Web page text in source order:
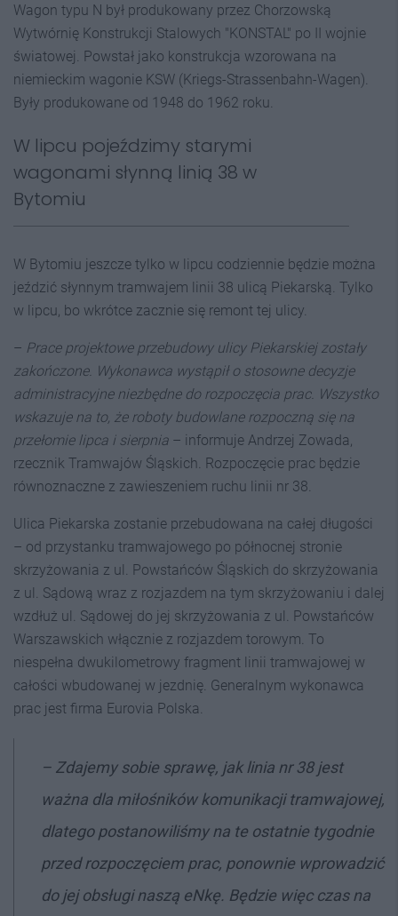
Wagon typu N był produkowany przez Chorzowską
Wytwórnię Konstrukcji Stalowych "KONSTAL" po II wojnie
światowej. Powstał jako konstrukcja wzorowana na
niemieckim wagonie KSW (Kriegs-Strassenbahn-Wagen).
Były produkowane od 1948 do 1962 roku.
W lipcu pojeździmy starymi
wagonami słynną linią 38 w
Bytomiu
W Bytomiu jeszcze tylko w lipcu codziennie będzie można
jeździć słynnym tramwajem linii 38 ulicą Piekarską. Tylko
w lipcu, bo wkrótce zacznie się remont tej ulicy.
– Prace projektowe przebudowy ulicy Piekarskiej zostały
zakończone. Wykonawca wystąpił o stosowne decyzje
administracyjne niezbędne do rozpoczęcia prac. Wszystko
wskazuje na to, że roboty budowlane rozpoczną się na
przełomie lipca i sierpnia – informuje Andrzej Zowada,
rzecznik Tramwajów Śląskich. Rozpoczęcie prac będzie
równoznaczne z zawieszeniem ruchu linii nr 38.
Ulica Piekarska zostanie przebudowana na całej długości
– od przystanku tramwajowego po północnej stronie
skrzyżowania z ul. Powstańców Śląskich do skrzyżowania
z ul. Sądową wraz z rozjazdem na tym skrzyżowaniu i dalej
wzdłuż ul. Sądowej do jej skrzyżowania z ul. Powstańców
Warszawskich włącznie z rozjazdem torowym. To
niespełna dwukilometrowy fragment linii tramwajowej w
całości wbudowanej w jezdnię. Generalnym wykonawca
prac jest firma Eurovia Polska.
– Zdajemy sobie sprawę, jak linia nr 38 jest
ważna dla miłośników komunikacji tramwajowej,
dlatego postanowiliśmy na te ostatnie tygodnie
przed rozpoczęciem prac, ponownie wprowadzić
do jej obsługi naszą eNkę. Będzie więc czas na